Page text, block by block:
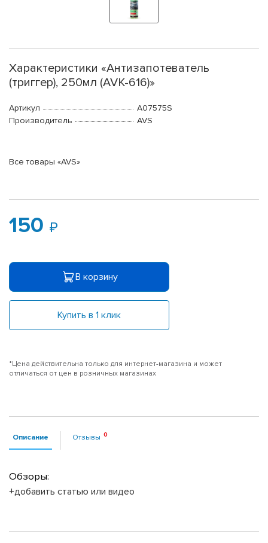
Характеристики «Антизапотеватель
(триггер), 250мл (AVK-616)»
Артикул
A07575S
Производитель
AVS
Все товары «AVS»
150
В корзину
Купить в 1 клик
*Цена действительна только для интернет-магазина и может
отличаться от цен в розничных магазинах
Описание Отзывы
Обзоры:
+добавить статью или видео